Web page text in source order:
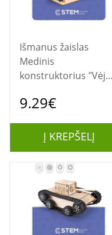
Išmanus žaislas
Medinis
konstruktorius "Vėjo
modelis
9.29€
Į KREPŠELĮ